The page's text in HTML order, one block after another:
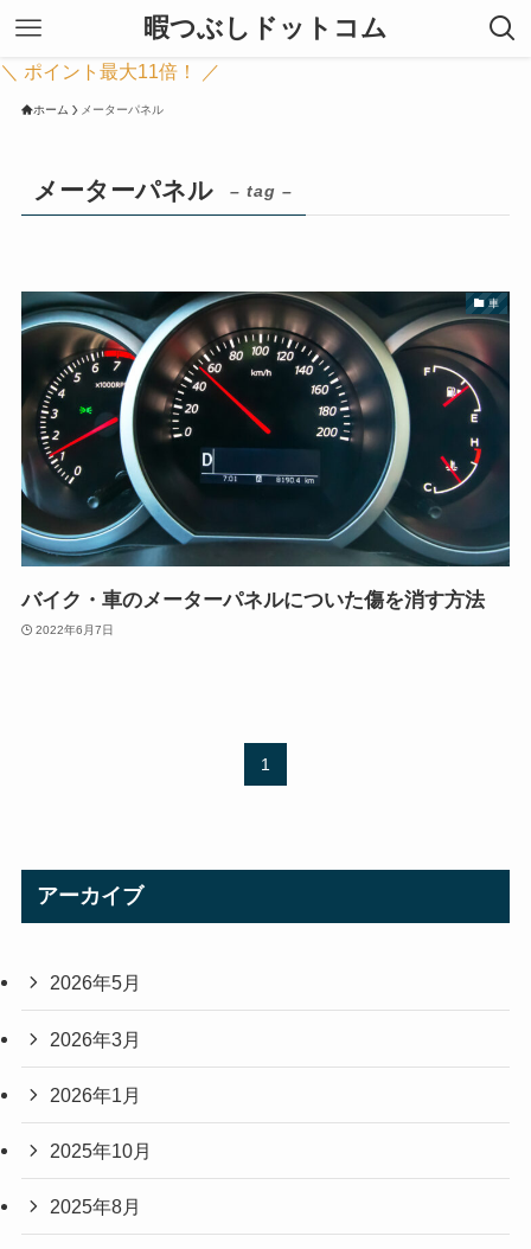
暇つぶしドットコム
＼ ポイント最大11倍！ ／
ホーム メーターパネル
メーターパネル – tag –
車
バイク・車のメーターパネルについた傷を消す方法
2022年6月7日
1
アーカイブ
2026年5月
2026年3月
2026年1月
2025年10月
2025年8月